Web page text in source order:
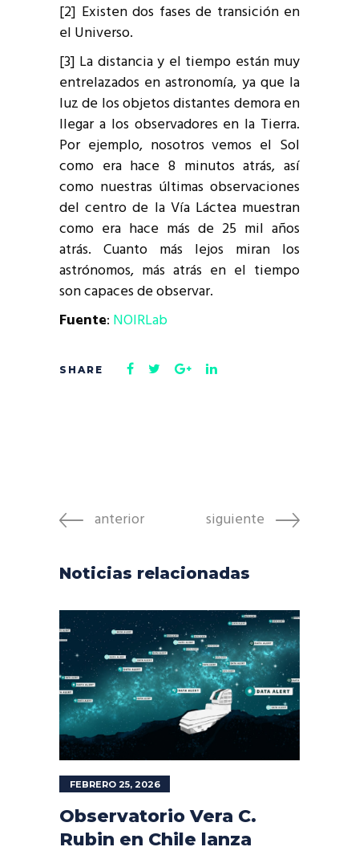
[2] Existen dos fases de transición en
el Universo.
[3] La distancia y el tiempo están muy
entrelazados en astronomía, ya que la
luz de los objetos distantes demora en
llegar a los observadores en la Tierra.
Por ejemplo, nosotros vemos el Sol
como era hace 8 minutos atrás, así
como nuestras últimas observaciones
del centro de la Vía Láctea muestran
como era hace más de 25 mil años
atrás. Cuanto más lejos miran los
astrónomos, más atrás en el tiempo
son capaces de observar.
Fuente: NOIRLab
anterior siguiente
Noticias relacionadas
FEBRERO 25, 2026
Observatorio Vera C.
Rubin en Chile lanza